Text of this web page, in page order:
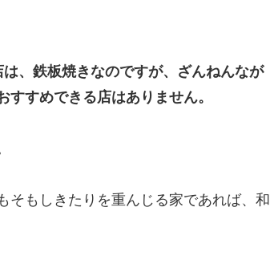
、鉄板焼きなのですが、ざんねんなが
すめできる店はありません。
そもしきたりを重んじる家であれば、和